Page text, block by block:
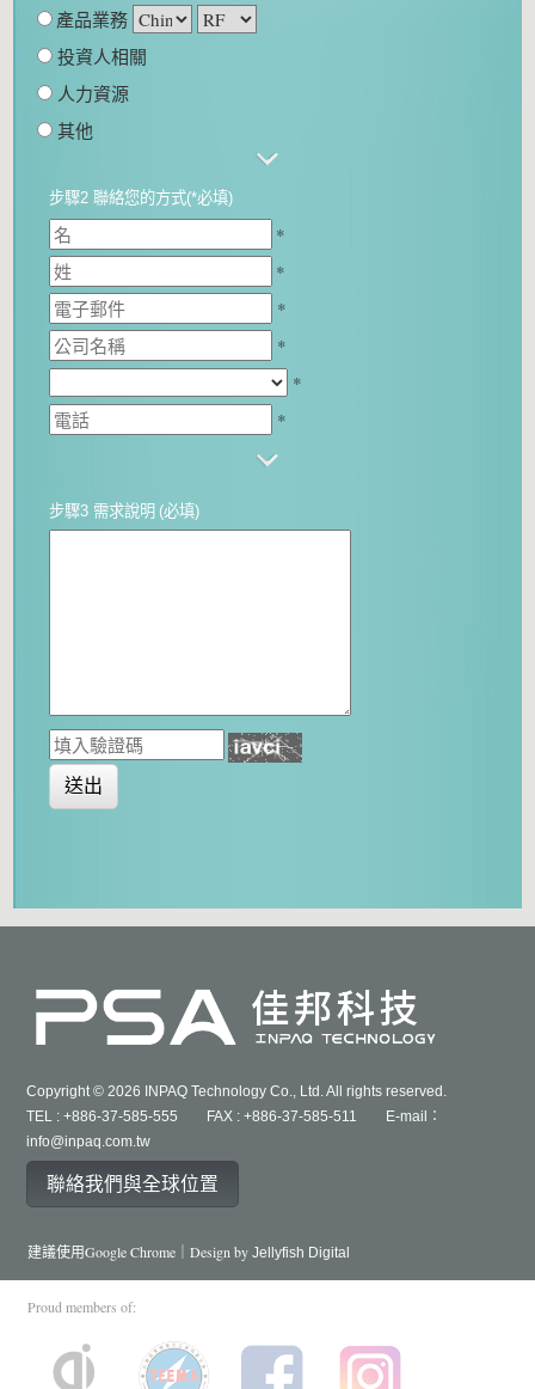
產品業務
投資人相關
人力資源
其他
步驟2 聯絡您的方式(*必填)
*
*
*
*
*
*
步驟3 需求說明 (必填)
送出
Copyright © 2026 INPAQ Technology Co., Ltd. All rights reserved.
TEL : +886-37-585-555 FAX : +886-37-585-511 E-mail：
info@inpaq.com.tw
聯絡我們與全球位置
建議使用Google Chrome｜Design byJellyfish Digital
Proud members of: